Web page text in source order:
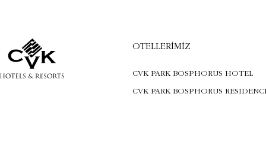
OTELLERIMIZ
CVK PARK BOSPHORUS HOTEL
CVK PARK BOSPHORUS